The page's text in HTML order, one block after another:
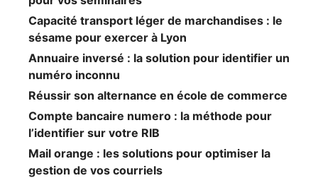
Capacité transport léger de marchandises : le
sésame pour exercer à Lyon
Annuaire inversé : la solution pour identifier un
numéro inconnu
Réussir son alternance en école de commerce
Compte bancaire numero : la méthode pour
l’identifier sur votre RIB
Mail orange : les solutions pour optimiser la
gestion de vos courriels